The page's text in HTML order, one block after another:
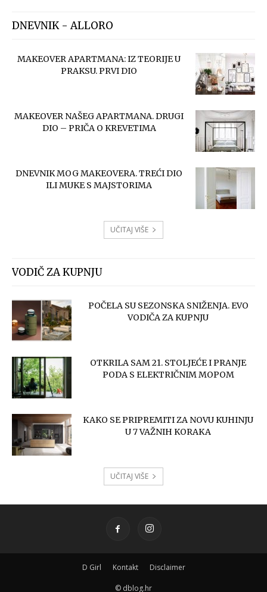
DNEVNIK - ALLORO
MAKEOVER APARTMANA: IZ TEORIJE U
PRAKSU. PRVI DIO
MAKEOVER NAŠEG APARTMANA. DRUGI
DIO – PRIČA O KREVETIMA
DNEVNIK MOG MAKEOVERA. TREĆI DIO
ILI MUKE S MAJSTORIMA
UČITAJ VIŠE
VODIČ ZA KUPNJU
POČELA SU SEZONSKA SNIŽENJA. EVO
VODIČA ZA KUPNJU
OTKRILA SAM 21. STOLJEĆE I PRANJE
PODA S ELEKTRIČNIM MOPOM
KAKO SE PRIPREMITI ZA NOVU KUHINJU
U 7 VAŽNIH KORAKA
UČITAJ VIŠE
D Girl Kontakt Disclaimer
© dblog.hr